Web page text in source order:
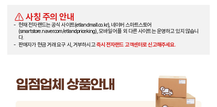
사칭 주의 안내
현재 전자랜드는 공식 사이트(etlandmall.co.kr), 네이버 스마트스토어
(smartstore.naver.com/etlandpriceking), 모바일 어플 외 다른 사이트는 운영하고 있지 않습니
다.
판매자가 현금 거래 요구 시, 거부하시고즉시 전자랜드 고객센터로 신고해주세요.